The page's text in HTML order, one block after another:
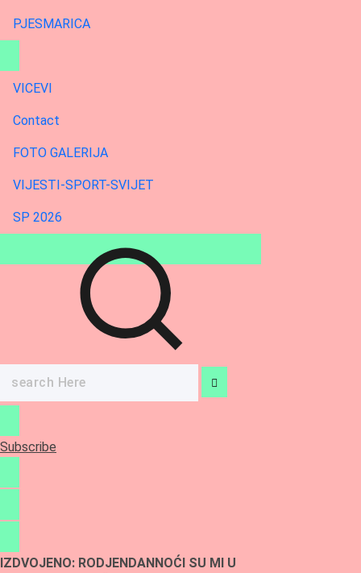
PJESMARICA
VICEVI
Contact
FOTO GALERIJA
VIJESTI-SPORT-SVIJET
SP 2026
for:
Subscribe
IZDVOJENO: RODJENDANNOĆI SU MI U